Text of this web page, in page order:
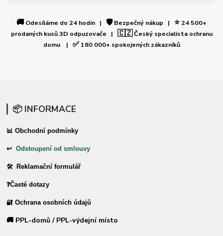
🚚 Odesíláme do 24 hodin | 🛡️Bezpečný nákup | ⭐24 500+
prodaných kusů 3D odpuzovače | 🇨🇿Český specialista ochranu
domu | ✅180 000+ spokojených zákazníků
📦 INFORMACE
📊 Obchodní podmínky
↩Odstoupení od smlouvy
🛠 Reklamační formulář
❓Časté dotazy
🔐 Ochrana osobních údajů
🚚 PPL-domů / PPL-výdejní místo